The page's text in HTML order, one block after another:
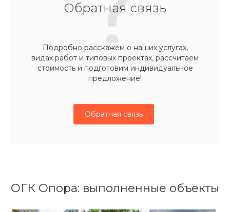
Обратная связь
Подробно расскажем о наших услугах,
видах работ и типовых проектах, рассчитаем
стоимость и подготовим индивидуальное
предложение!
Обратная связь
ОГК Опора: выполненные объекты